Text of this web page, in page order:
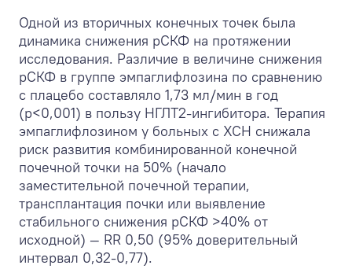
Одной из вторичных конечных точек была
динамика снижения рСКФ на протяжении
исследования. Различие в величине снижения
рСКФ в группе эмпаглифлозина по сравнению
с плацебо составляло 1,73 мл/мин в год
(p<0,001) в пользу НГЛТ2-ингибитора. Терапия
эмпаглифлозином у больных с ХСН снижала
риск развития комбинированной конечной
почечной точки на 50% (начало
заместительной почечной терапии,
трансплантация почки или выявление
стабильного снижения рСКФ >40% от
исходной) — RR 0,50 (95% доверительный
интервал 0,32-0,77).